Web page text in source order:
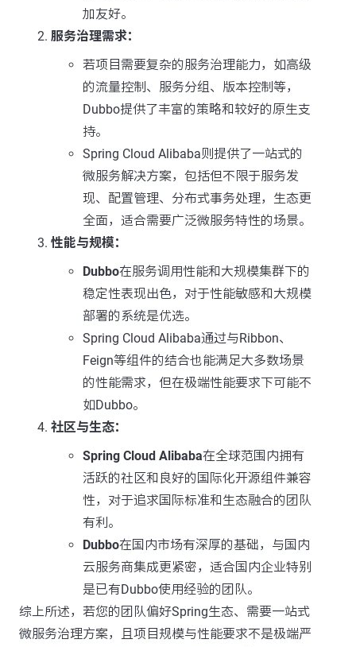
加友好。
服务治理需求：
若项目需要复杂的服务治理能力，如高级
的流量控制、服务分组、版本控制等，
Dubbo提供了丰富的策略和较好的原生支
持。
Spring Cloud Alibaba则提供了一站式的
微服务解决方案，包括但不限于服务发
现、配置管理、分布式事务处理，生态更
全面，适合需要广泛微服务特性的场景。
性能与规模：
Dubbo在服务调用性能和大规模集群下的
稳定性表现出色，对于性能敏感和大规模
部署的系统是优选。
Spring Cloud Alibaba通过与Ribbon、
Feign等组件的结合也能满足大多数场景
的性能需求，但在极端性能要求下可能不
如Dubbo。
社区与生态：
Spring Cloud Alibaba在全球范围内拥有
活跃的社区和良好的国际化开源组件兼容
性，对于追求国际标准和生态融合的团队
有利。
Dubbo在国内市场有深厚的基础，与国内
云服务商集成更紧密，适合国内企业特别
是已有Dubbo使用经验的团队。
综上所述，若您的团队偏好Spring生态、需要一站式
微服务治理方案，且项目规模与性能要求不是极端严